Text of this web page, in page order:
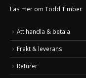
Läs mer om Todd Timber
Att handla & betala
Frakt & leverans
Returer